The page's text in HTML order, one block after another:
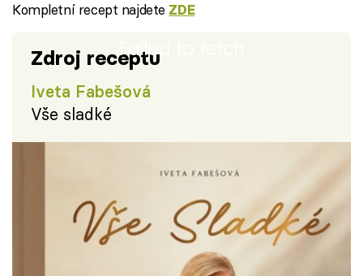
Kompletní recept najdete ZDE
Failed to fetch
Zdroj receptu
Iveta Fabešová
Vše sladké